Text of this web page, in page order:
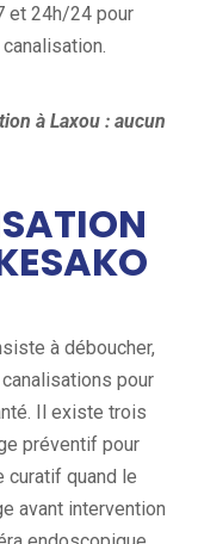
et 24h/24 pour
à Laxou : aucun
à déboucher,
pour
Il existe trois
préventif pour
curatif quand le
avant intervention